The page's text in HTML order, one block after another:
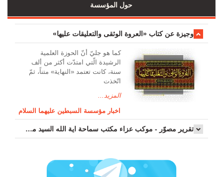
حول المؤسسة
وجیزة عن کتاب «العروة الوثقی والتعلیقات علیها»
کما هو جليّ أنّ الحوزة العلمیة
الرشیدة الّتي امتدّت أكثر من ألف
سنة، كانت تعتمد «النهاية» متناً، ثمّ
اتّخذت
المزيد...
اخبار مؤسسة السبطين عليهما السلام
تقرير مصوّر - موكب عزاء مکتب سماحة اية الله السيد مرتضى الموسوي الاصفهاني في يوم إستشهاد السيدة فاطم...